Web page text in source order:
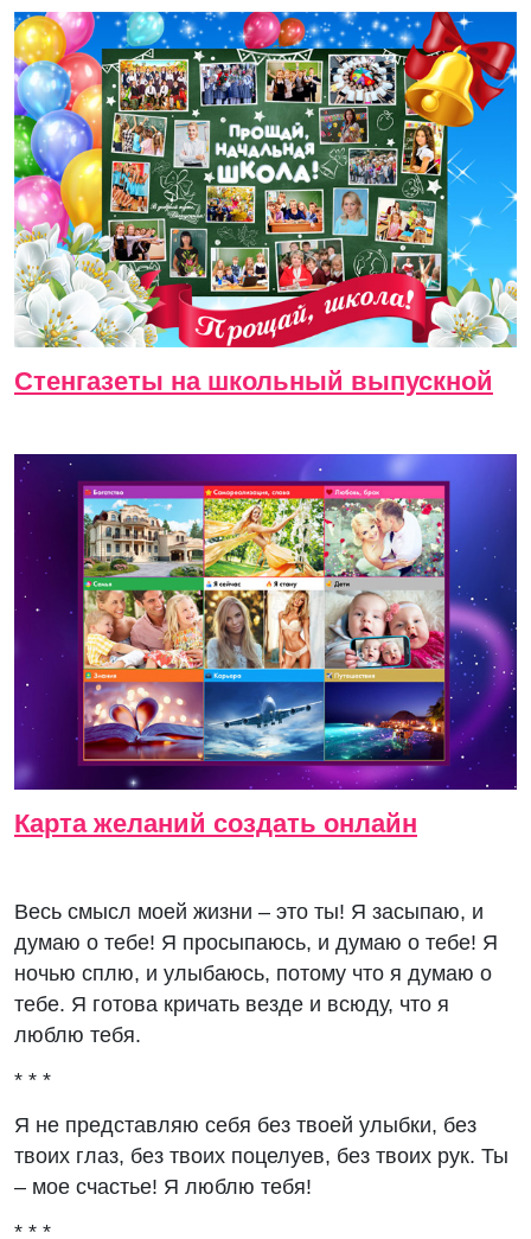
Стенгазеты на школьный выпускной
Карта желаний создать онлайн
Весь смысл моей жизни – это ты! Я засыпаю, и
думаю о тебе! Я просыпаюсь, и думаю о тебе! Я
ночью сплю, и улыбаюсь, потому что я думаю о
тебе. Я готова кричать везде и всюду, что я
люблю тебя.
* * *
Я не представляю себя без твоей улыбки, без
твоих глаз, без твоих поцелуев, без твоих рук. Ты
– мое счастье! Я люблю тебя!
* * *